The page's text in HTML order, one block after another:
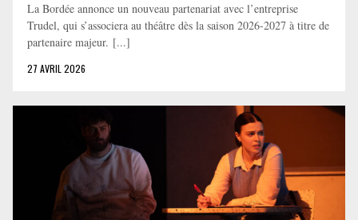
La Bordée annonce un nouveau partenariat avec l’entreprise
Trudel, qui s’associera au théâtre dès la saison 2026-2027 à titre de
partenaire majeur. [...]
27 AVRIL 2026